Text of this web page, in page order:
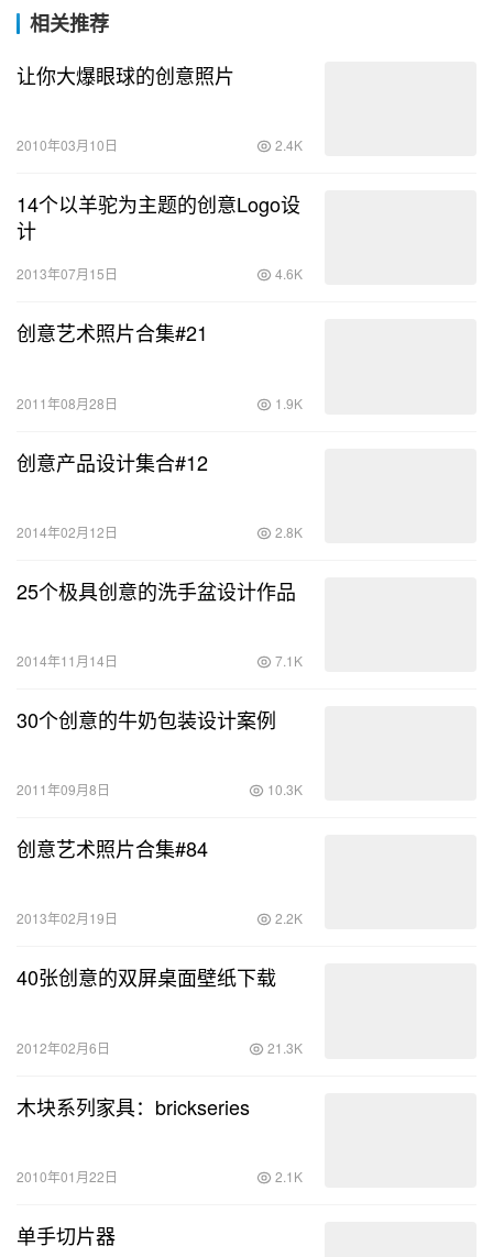
相关推荐
让你大爆眼球的创意照片
2010年03月10日 2.4K
14个以羊驼为主题的创意Logo设
计
2013年07月15日 4.6K
创意艺术照片合集#21
2011年08月28日 1.9K
创意产品设计集合#12
2014年02月12日 2.8K
25个极具创意的洗手盆设计作品
2014年11月14日 7.1K
30个创意的牛奶包装设计案例
2011年09月8日 10.3K
创意艺术照片合集#84
2013年02月19日 2.2K
40张创意的双屏桌面壁纸下载
2012年02月6日 21.3K
木块系列家具：brickseries
2010年01月22日 2.1K
单手切片器